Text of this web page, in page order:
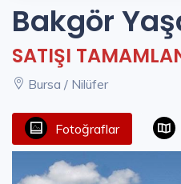
Bakgör
SATIŞI
Bursa / Nilüfer
Fotoğraflar